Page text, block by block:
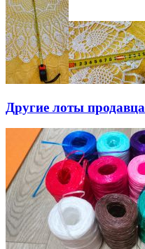
Другие лоты продавца